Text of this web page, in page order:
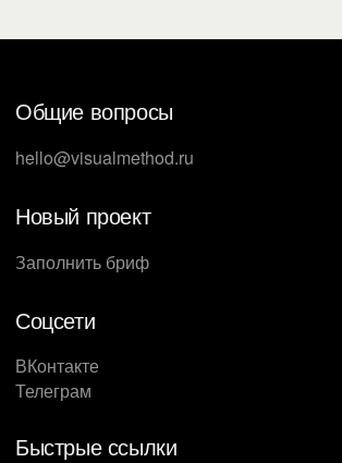
Общие вопросы
hello@visualmethod.ru
Новый проект
Заполнить бриф
Соцсети
ВКонтакте
Телеграм
Быстрые ссылки